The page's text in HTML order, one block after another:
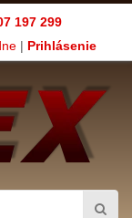
197 299
| Prihlásenie